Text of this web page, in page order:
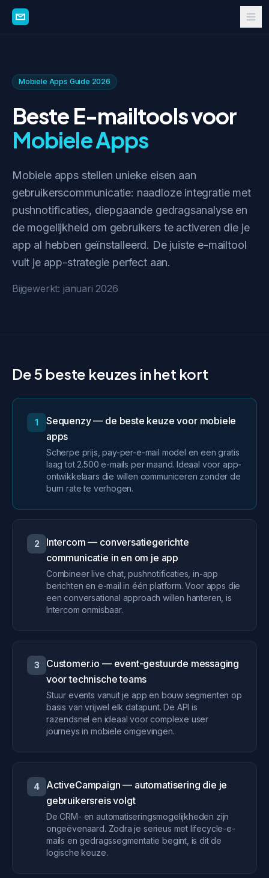
Mobiele Apps Guide 2026
Beste E-mailtools voor
Mobiele Apps
Mobiele apps stellen unieke eisen aan
gebruikerscommunicatie: naadloze integratie met
pushnotificaties, diepgaande gedragsanalyse en
de mogelijkheid om gebruikers te activeren die je
app al hebben geïnstalleerd. De juiste e-mailtool
vult je app-strategie perfect aan.
Bijgewerkt: januari 2026
De 5 beste keuzes in het kort
1
Sequenzy — de beste keuze voor mobiele
apps
Scherpe prijs, pay-per-e-mail model en een gratis
laag tot 2.500 e-mails per maand. Ideaal voor app-
ontwikkelaars die willen communiceren zonder de
burn rate te verhogen.
2
Intercom — conversatiegerichte
communicatie in en om je app
Combineer live chat, pushnotificaties, in-app
berichten en e-mail in één platform. Voor apps die
een conversational approach willen hanteren, is
Intercom onmisbaar.
3
Customer.io — event-gestuurde messaging
voor technische teams
Stuur events vanuit je app en bouw segmenten op
basis van vrijwel elk datapunt. De API is
razendsnel en ideaal voor complexe user
journeys in mobiele omgevingen.
4
ActiveCampaign — automatisering die je
gebruikersreis volgt
De CRM- en automatiseringsmogelijkheden zijn
ongeëvenaard. Zodra je serieus met lifecycle-e-
mails en gedragssegmentatie begint, is dit de
logische keuze.